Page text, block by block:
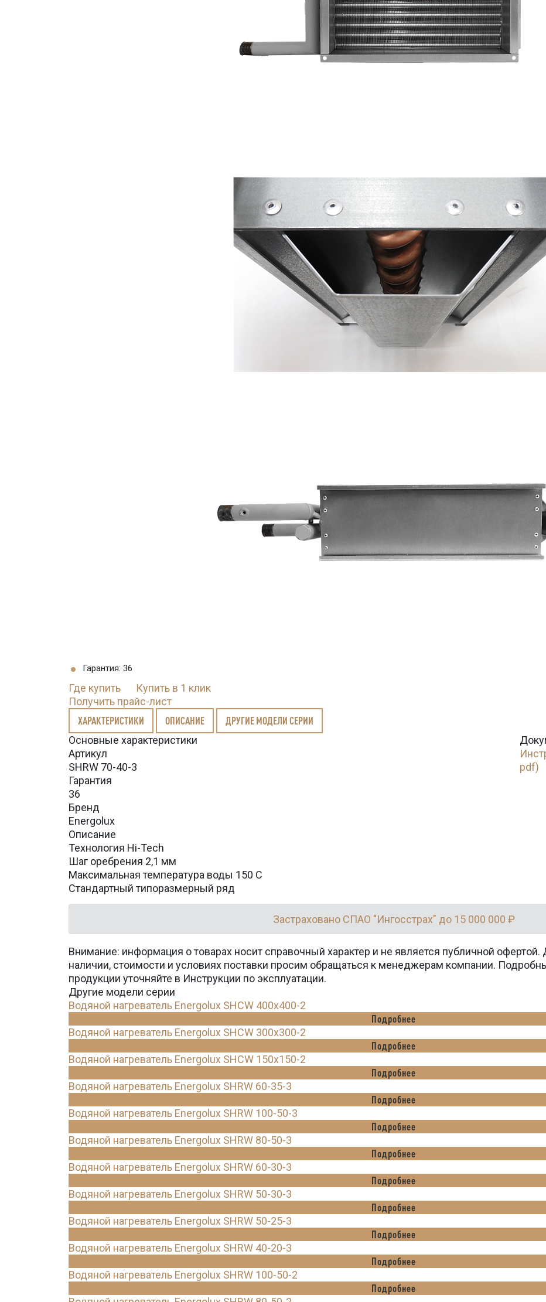
Гарантия: 36
Где купить
Купить в 1 клик
Получить прайс-лист
ХАРАКТЕРИСТИКИ ОПИСАНИЕ ДРУГИЕ МОДЕЛИ СЕРИИ
Основные характеристики
Артикул
SHRW 70-40-3
Гарантия
36
Бренд
Energolux
pdf)
Описание
Технология Hi-Tech
Шаг оребрения 2,1 мм
Максимальная температура воды 150 C
Стандартный типоразмерный ряд
Застраховано СПАО "Ингосстрах" до 15 000 000 ₽
Внимание: информация о товарах носит справочный характер и не является публичной
наличии, стоимости и условиях поставки просим обращаться к менеджерам компании.
продукции уточняйте в Инструкции по эксплуатации.
Другие модели серии
Водяной нагреватель Energolux SHCW 400x400-2
Подробнее
Водяной нагреватель Energolux SHCW 300x300-2
Подробнее
Водяной нагреватель Energolux SHCW 150x150-2
Подробнее
Водяной нагреватель Energolux SHRW 60-35-3
Подробнее
Водяной нагреватель Energolux SHRW 100-50-3
Подробнее
Водяной нагреватель Energolux SHRW 80-50-3
Подробнее
Водяной нагреватель Energolux SHRW 60-30-3
Подробнее
Водяной нагреватель Energolux SHRW 50-30-3
Подробнее
Водяной нагреватель Energolux SHRW 50-25-3
Подробнее
Водяной нагреватель Energolux SHRW 40-20-3
Подробнее
Водяной нагреватель Energolux SHRW 100-50-2
Подробнее